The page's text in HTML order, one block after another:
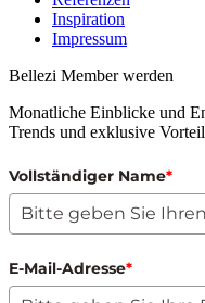
Inspiration
Impressum
Bellezi Member werden
Monatliche Einblicke und
Trends und exklusive
Vollständiger Name*
E-Mail-Adresse*